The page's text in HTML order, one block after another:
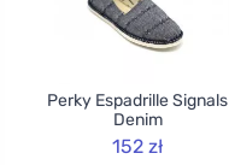
Perky Espadrille Signals
Denim
152 zł